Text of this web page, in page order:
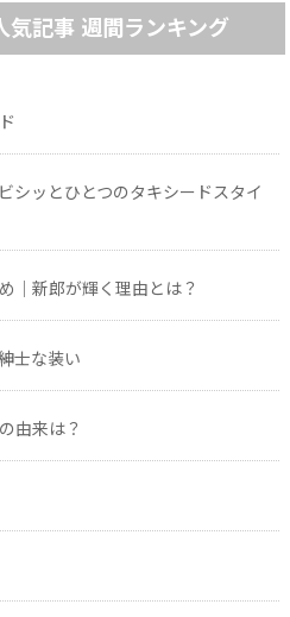
気記事 週間ランキング
シッとひとつのタキシードスタイ
｜新郎が輝く理由とは？
士な装い
由来は？